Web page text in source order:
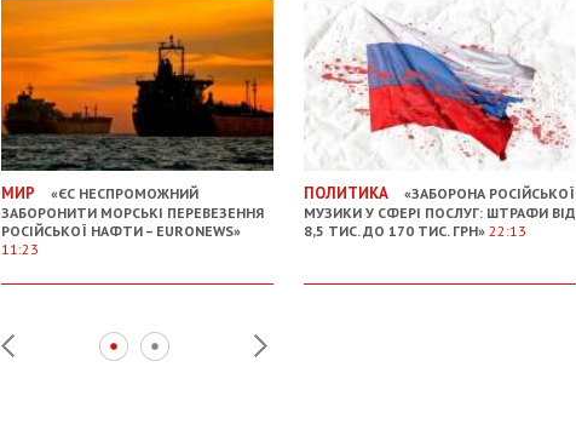
МИР
«ЄС НЕСПРОМОЖНИЙ
ЗАБОРОНИТИ МОРСЬКІ ПЕРЕВЕЗЕННЯ
РОСІЙСЬКОЇ НАФТИ – EURONEWS»
11:23
ПОЛИТИКА
«ЗАБОРОНА РОСІЙСЬКОЇ
МУЗИКИ У СФЕРІ ПОСЛУГ: ШТРАФИ ВІД
8,5 ТИС. ДО 170 ТИС. ГРН» 22:13